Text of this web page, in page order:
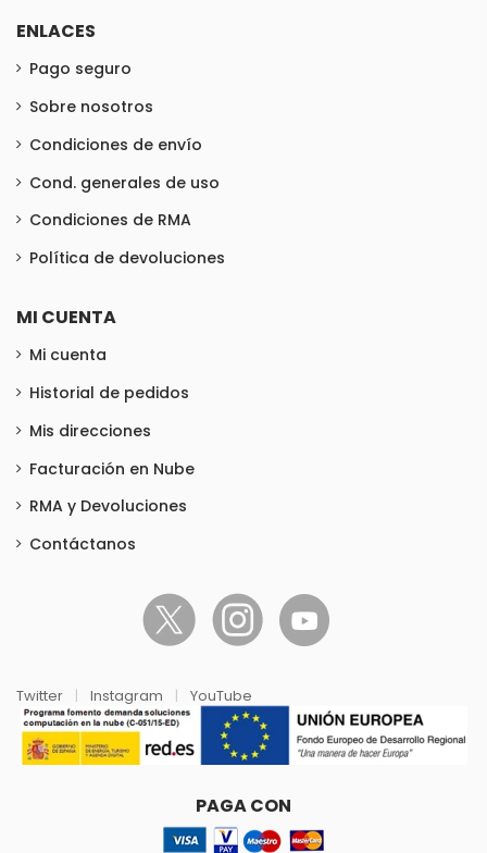
ENLACES
Pago seguro
Sobre nosotros
Condiciones de envío
Cond. generales de uso
Condiciones de RMA
Política de devoluciones
MI CUENTA
Mi cuenta
Historial de pedidos
Mis direcciones
Facturación en Nube
RMA y Devoluciones
Contáctanos
Twitter Instagram YouTube
PAGA CON